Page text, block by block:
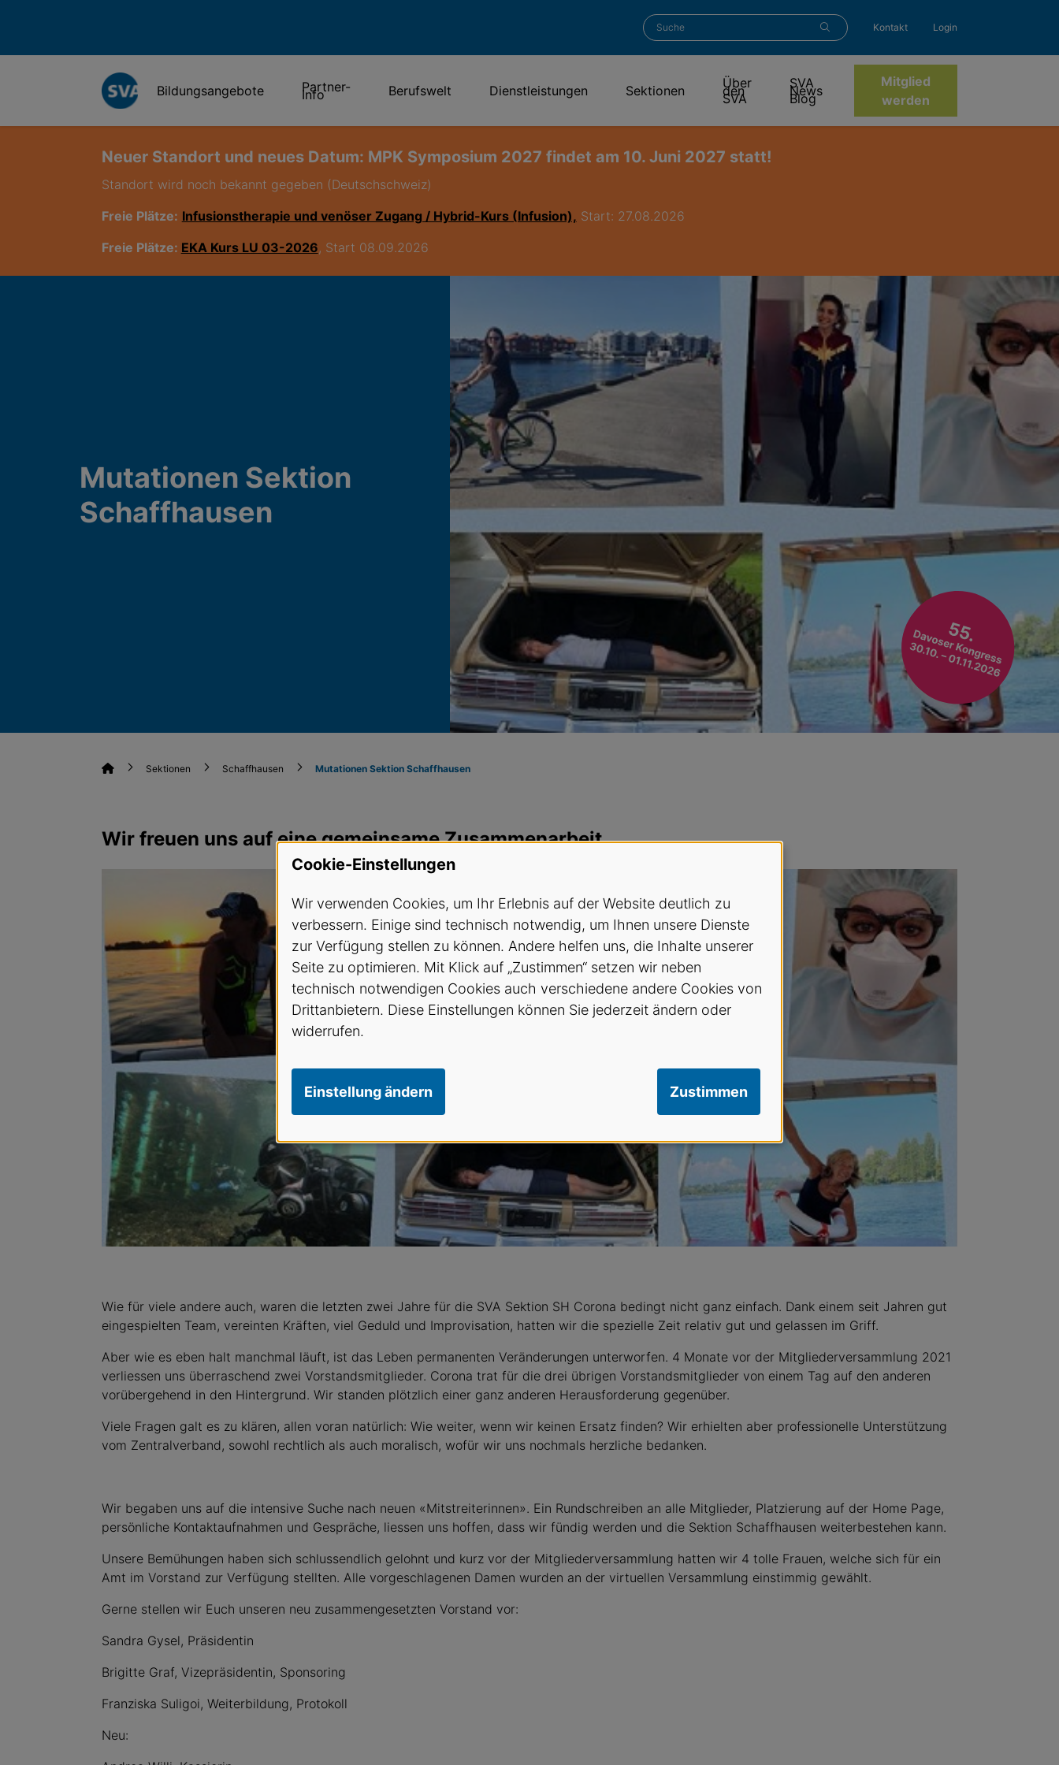
Kontakt Login
Bildungsangebote Partner-
Info Berufswelt Dienstleistungen Sektionen Über
den
SVA
SVA
News
Blog
Mitglied
werden
Neuer Standort und neues Datum: MPK Symposium 2027 findet am 10. Juni 2027 statt!
Standort wird noch bekannt gegeben (Deutschschweiz)
Freie Plätze: Infusionstherapie und venöser Zugang / Hybrid-Kurs (Infusion), Start: 27.08.2026
Freie Plätze: EKA Kurs LU 03-2026, Start 08.09.2026
Mutationen Sektion
Schaffhausen
Sektionen Schaffhausen Mutationen Sektion Schaffhausen
Wir freuen uns auf eine gemeinsame Zusammenarbeit
Wie für viele andere auch, waren die letzten zwei Jahre für die SVA Sektion SH Corona bedingt nicht ganz einfach. Dank einem seit Jahren gut
eingespielten Team, vereinten Kräften, viel Geduld und Improvisation, hatten wir die spezielle Zeit relativ gut und gelassen im Griff.
Aber wie es eben halt manchmal läuft, ist das Leben permanenten Veränderungen unterworfen. 4 Monate vor der Mitgliederversammlung 2021
verliessen uns überraschend zwei Vorstandsmitglieder. Corona trat für die drei übrigen Vorstandsmitglieder von einem Tag auf den anderen
vorübergehend in den Hintergrund. Wir standen plötzlich einer ganz anderen Herausforderung gegenüber.
Viele Fragen galt es zu klären, allen voran natürlich: Wie weiter, wenn wir keinen Ersatz finden? Wir erhielten aber professionelle Unterstützung
vom Zentralverband, sowohl rechtlich als auch moralisch, wofür wir uns nochmals herzliche bedanken.
Wir begaben uns auf die intensive Suche nach neuen «Mitstreiterinnen». Ein Rundschreiben an alle Mitglieder, Platzierung auf der Home Page,
persönliche Kontaktaufnahmen und Gespräche, liessen uns hoffen, dass wir fündig werden und die Sektion Schaffhausen weiterbestehen kann.
Unsere Bemühungen haben sich schlussendlich gelohnt und kurz vor der Mitgliederversammlung hatten wir 4 tolle Frauen, welche sich für ein
Amt im Vorstand zur Verfügung stellten. Alle vorgeschlagenen Damen wurden an der virtuellen Versammlung einstimmig gewählt.
Gerne stellen wir Euch unseren neu zusammengesetzten Vorstand vor:
Sandra Gysel, Präsidentin
Brigitte Graf, Vizepräsidentin, Sponsoring
Franziska Suligoi, Weiterbildung, Protokoll
Neu:
Cookie-Einstellungen
Wir verwenden Cookies, um Ihr Erlebnis auf der Website deutlich zu
verbessern. Einige sind technisch notwendig, um Ihnen unsere Dienste
zur Verfügung stellen zu können. Andere helfen uns, die Inhalte unserer
Seite zu optimieren. Mit Klick auf „Zustimmen“ setzen wir neben
technisch notwendigen Cookies auch verschiedene andere Cookies von
Drittanbietern. Diese Einstellungen können Sie jederzeit ändern oder
widerrufen.
Einstellung ändern Zustimmen